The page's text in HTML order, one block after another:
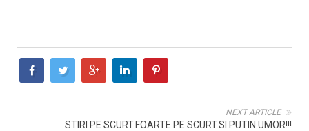
NEXT ARTICLE
STIRI PE SCURT.FOARTE PE SCURT.SI PUTIN UMOR!!!